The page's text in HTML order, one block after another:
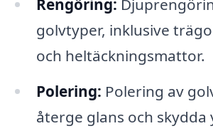
Rengöring:
golvtyper, inklusive
och heltäckningsmattor.
Polering: Polering av
återge glans och skydda